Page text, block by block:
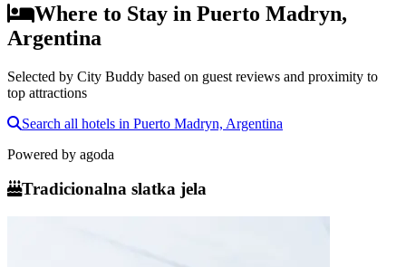
Where to Stay in Puerto Madryn,
Argentina
Selected by City Buddy based on guest reviews and proximity to
top attractions
Search all hotels in Puerto Madryn, Argentina
Powered by agoda
Tradicionalna slatka jela